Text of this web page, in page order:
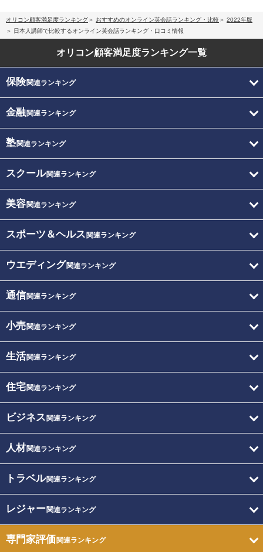
オリコン顧客満足度ランキング おすすめのオンライン英会話ランキング・比較
2022年版
日本人講師で比較するオンライン英会話ランキング・口コミ情報
オリコン顧客満足度ランキング一覧
保険関連ランキング
金融関連ランキング
塾関連ランキング
スクール関連ランキング
美容関連ランキング
スポーツ＆ヘルス 関連ランキング
ウエディング関連ランキング
通信関連ランキング
小売関連ランキング
生活関連ランキング
住宅関連ランキング
ビジネス 関連ランキング
人材関連ランキング
トラベル関連ランキング
レジャー関連ランキング
専門家評価関連ランキング